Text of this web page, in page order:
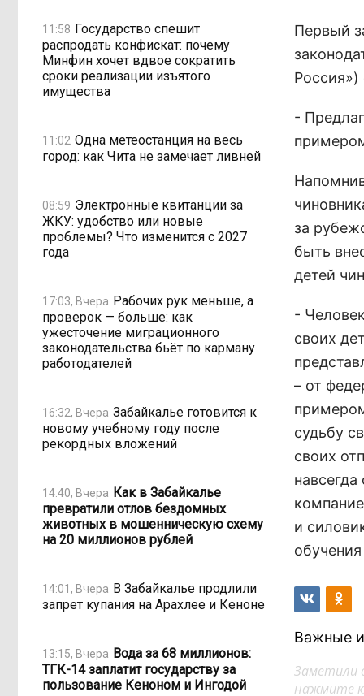
11:58 Государство спешит
распродать конфискат: почему
Минфин хочет вдвое сократить
сроки реализации изъятого
имущества
11:02 Одна метеостанция на весь
город: как Чита не замечает ливней
08:59 Электронные квитанции за
ЖКУ: удобство или новые
проблемы? Что изменится с 2027
года
17:03, Вчера Рабочих рук меньше, а
проверок — больше: как
ужесточение миграционного
законодательства бьёт по карману
работодателей
16:32, Вчера Забайкалье готовится к
новому учебному году после
рекордных вложений
14:40, Вчера Как в Забайкалье
превратили отлов бездомных
животных в мошенническую схему
на 20 миллионов рублей
14:01, Вчера В Забайкалье продлили
запрет купания на Арахлее и Кеноне
13:15, Вчера Вода за 68 миллионов:
ТГК-14 заплатит государству за
пользование Кеноном и Ингодой
Первый
-
за
быть
детей
-
своих
– от
судьбу
своих
и
Важные
Заметили
нажмите